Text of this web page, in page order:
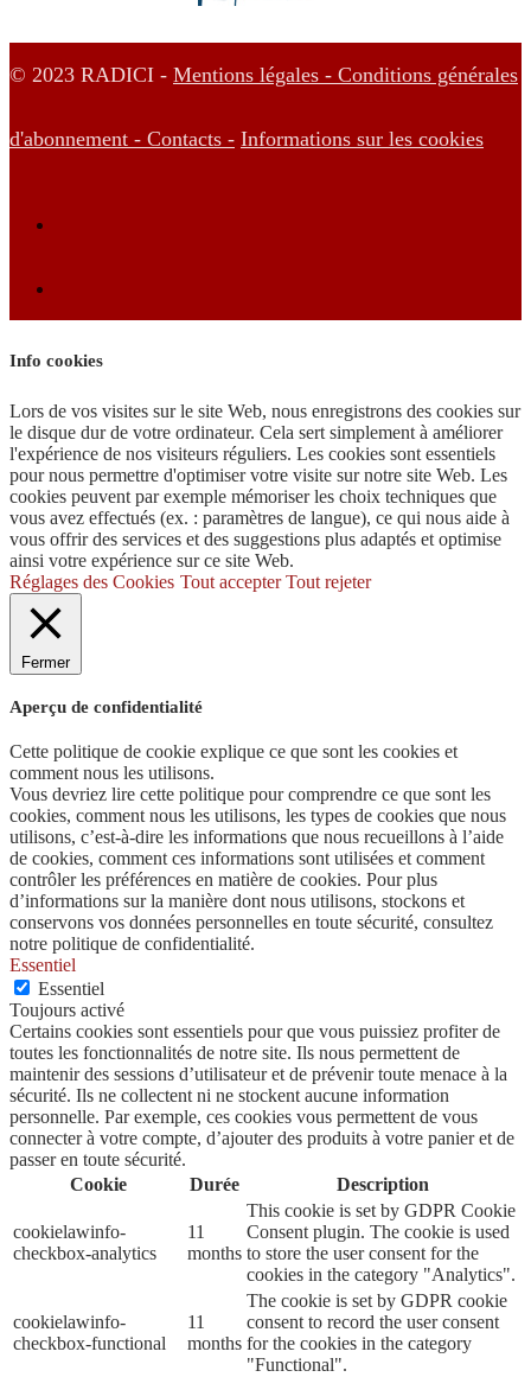
© 2023 RADICI - Mentions légales - Conditions générales
d'abonnement - Contacts - Informations sur les cookies
Info cookies
Lors de vos visites sur le site Web, nous enregistrons des cookies sur
le disque dur de votre ordinateur. Cela sert simplement à améliorer
l'expérience de nos visiteurs réguliers. Les cookies sont essentiels
pour nous permettre d'optimiser votre visite sur notre site Web. Les
cookies peuvent par exemple mémoriser les choix techniques que
vous avez effectués (ex. : paramètres de langue), ce qui nous aide à
vous offrir des services et des suggestions plus adaptés et optimise
ainsi votre expérience sur ce site Web.
Réglages des Cookies Tout accepter Tout rejeter
Fermer
Aperçu de confidentialité
Cette politique de cookie explique ce que sont les cookies et
comment nous les utilisons.
Vous devriez lire cette politique pour comprendre ce que sont les
cookies, comment nous les utilisons, les types de cookies que nous
utilisons, c’est-à-dire les informations que nous recueillons à l’aide
de cookies, comment ces informations sont utilisées et comment
contrôler les préférences en matière de cookies. Pour plus
d’informations sur la manière dont nous utilisons, stockons et
conservons vos données personnelles en toute sécurité, consultez
notre politique de confidentialité.
Essentiel
Essentiel
Toujours activé
Certains cookies sont essentiels pour que vous puissiez profiter de
toutes les fonctionnalités de notre site. Ils nous permettent de
maintenir des sessions d’utilisateur et de prévenir toute menace à la
sécurité. Ils ne collectent ni ne stockent aucune information
personnelle. Par exemple, ces cookies vous permettent de vous
connecter à votre compte, d’ajouter des produits à votre panier et de
passer en toute sécurité.
Cookie
Durée Description
cookielawinfo-
checkbox-analytics
11
months
This cookie is set by GDPR Cookie
Consent plugin. The cookie is used
to store the user consent for the
cookies in the category "Analytics".
cookielawinfo-
checkbox-functional
11
months
The cookie is set by GDPR cookie
consent to record the user consent
for the cookies in the category
"Functional".